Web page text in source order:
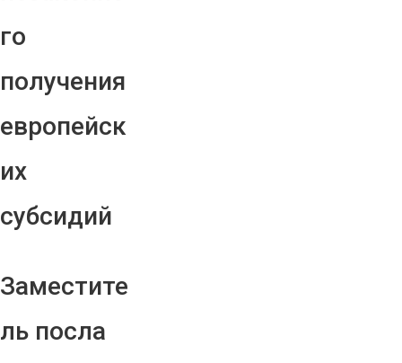
го
получения
европейск
их
субсидий
Заместите
ль посла